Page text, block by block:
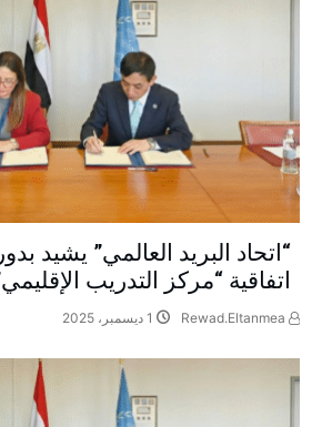
“اتحاد البريد العالمي” يشيد
اتفاقية “مركز التدريب
1 ديسمبر، 2025